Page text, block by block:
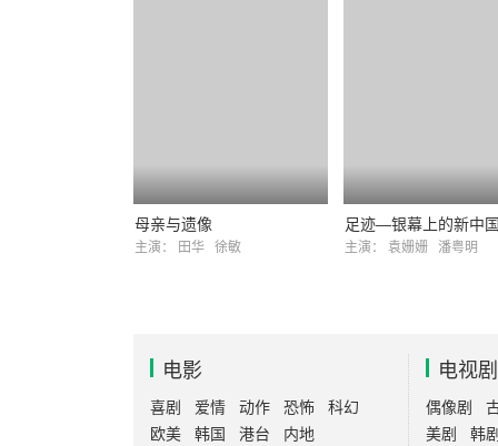
母亲与遗像
主演： 田华 徐敏
足迹—银幕上的新中
主演： 袁姗姗 潘粤明
电影
喜剧 爱情 动作 恐怖
科幻
欧美
韩国 港台 内地
电视剧
偶像剧
美剧
韩